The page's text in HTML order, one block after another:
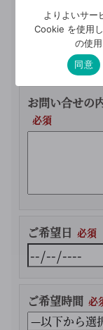
電話番号（携
お問い合せの
ご希望日
ご希望時間
よりよいサー
Cookie を使用
の使
同意